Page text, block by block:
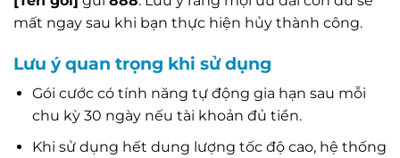
mất ngay sau khi bạn thực hiện hủy thành công.
Lưu ý quan trọng khi sử dụng
Gói cước có tính năng tự động gia hạn sau mỗi
chu kỳ 30 ngày nếu tài khoản đủ tiền.
Khi sử dụng hết dung lượng tốc độ cao, hệ thống